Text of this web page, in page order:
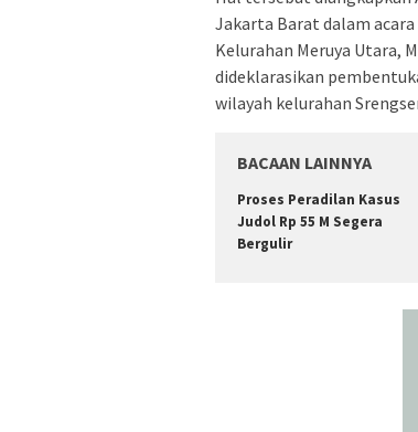
Jakarta Barat dalam
Kelurahan Meruya Utara,
dideklarasikan
wilayah kelurahan
BACAAN LAINNYA
Proses Peradilan Kasus
Judol Rp 55 M Segera
Bergulir